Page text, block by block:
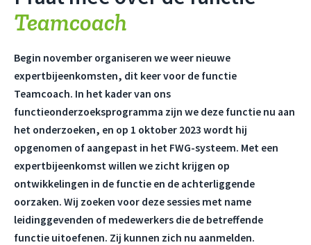
Teamcoach
Begin november organiseren we weer nieuwe
expertbijeenkomsten, dit keer voor de functie
Teamcoach. In het kader van ons
functieonderzoeksprogramma zijn we deze functie nu aan
het onderzoeken, en op 1 oktober 2023 wordt hij
opgenomen of aangepast in het FWG-systeem. Met een
expertbijeenkomst willen we zicht krijgen op
ontwikkelingen in de functie en de achterliggende
oorzaken. Wij zoeken voor deze sessies met name
leidinggevenden of medewerkers die de betreffende
functie uitoefenen. Zij kunnen zich nu aanmelden.